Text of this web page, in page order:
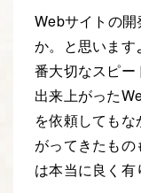
Webサイトの
か。と思いま
番大切なスピ
出来上がった
を依頼しても
がってきたも
は本当に良く有